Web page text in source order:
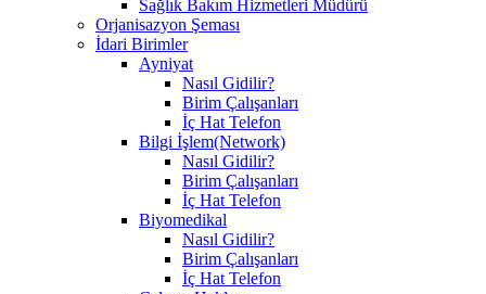
Sağlık Bakım Hizmetleri Müdürü
Orjanisazyon Şeması
İdari Birimler
Ayniyat
Nasıl Gidilir?
Birim Çalışanları
İç Hat Telefon
Bilgi İşlem(Network)
Nasıl Gidilir?
Birim Çalışanları
İç Hat Telefon
Biyomedikal
Nasıl Gidilir?
Birim Çalışanları
İç Hat Telefon